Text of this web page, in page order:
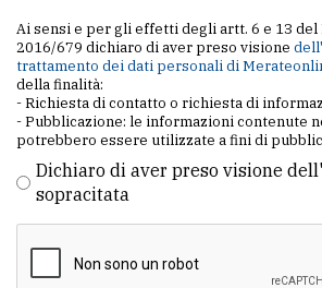
Ai sensi e per gli effetti degli artt. 6 e 13 del
2016/679 dichiaro di aver preso visione
trattamento dei dati personali di
della finalità:
- Richiesta di contatto o richiesta di
- Pubblicazione: le informazioni contenute
potrebbero essere utilizzate a fini di
Dichiaro di aver preso visione
sopracitata